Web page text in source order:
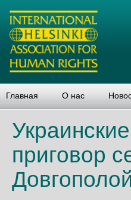
Главная О нас
приговор